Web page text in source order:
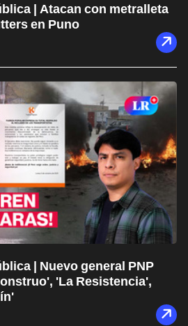
| Atacan con metralleta
en Puno
| Nuevo general PNP
'La Resistencia',